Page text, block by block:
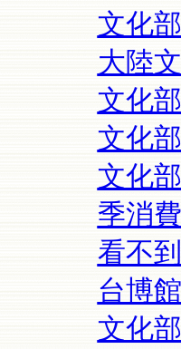
文化
大陸
文化
文化
文化
季消
看不
台博
文化